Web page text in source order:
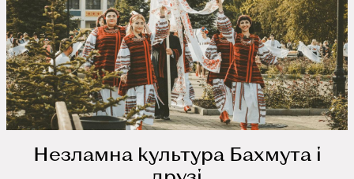
Незламна культура Бахмута і